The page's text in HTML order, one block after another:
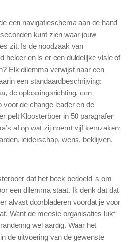
een navigatieschema aan de hand
kunt zien waar jouw
zit. Is de noodzaak van
helder en is er een duidelijke visie of
Elk dilemma verwijst naar een
een standaardbeschrijving:
de oplossingsrichting, een
voor de change leader en de
pelt Kloosterboer in 50 paragrafen
af op wat zij noemt vijf kernzaken:
leiderschap, wens, beklijven.
dat het boek bedoeld is om
een dilemma staat. Ik denk dat dat
alvast doorbladeren voordat je voor
Want de meeste organisaties lukt
wel aardig. Waar het
de uitvoering van de gewenste